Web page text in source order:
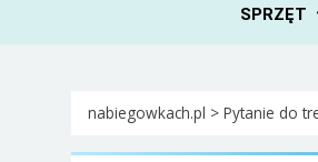
SPRZĘT
nabiegowkach.pl > Pytanie do